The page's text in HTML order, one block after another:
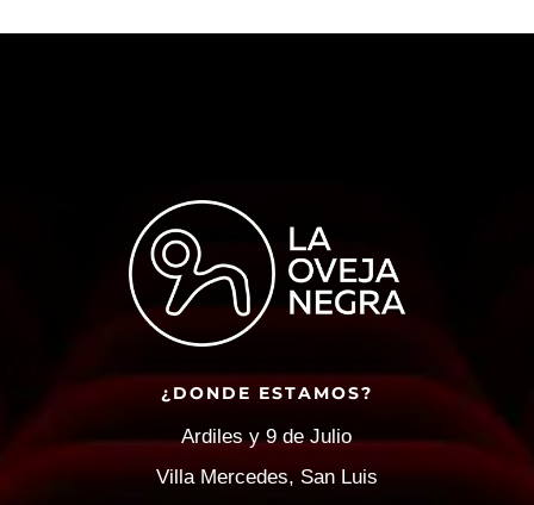
¿DONDE ESTAMOS?
Ardiles y 9 de Julio
Villa Mercedes, San Luis